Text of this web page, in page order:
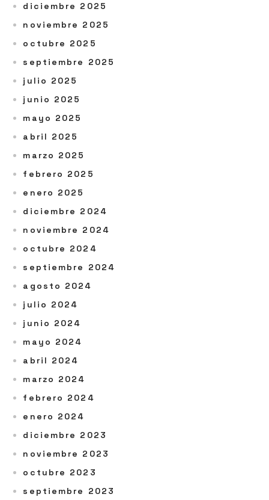
diciembre 2025
noviembre 2025
octubre 2025
septiembre 2025
julio 2025
junio 2025
mayo 2025
abril 2025
marzo 2025
febrero 2025
enero 2025
diciembre 2024
noviembre 2024
octubre 2024
septiembre 2024
agosto 2024
julio 2024
junio 2024
mayo 2024
abril 2024
marzo 2024
febrero 2024
enero 2024
diciembre 2023
noviembre 2023
octubre 2023
septiembre 2023